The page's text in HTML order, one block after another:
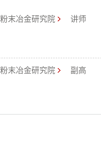
粉末冶金研究院 讲师
粉末冶金研究院 副高